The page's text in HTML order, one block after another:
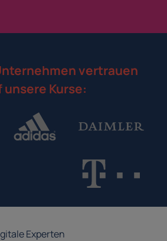
vertrauen
unsere Kurse:
Experten